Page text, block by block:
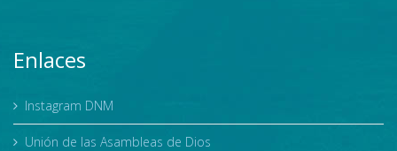
Enlaces
Instagram DNM
Unión de las Asambleas de Dios